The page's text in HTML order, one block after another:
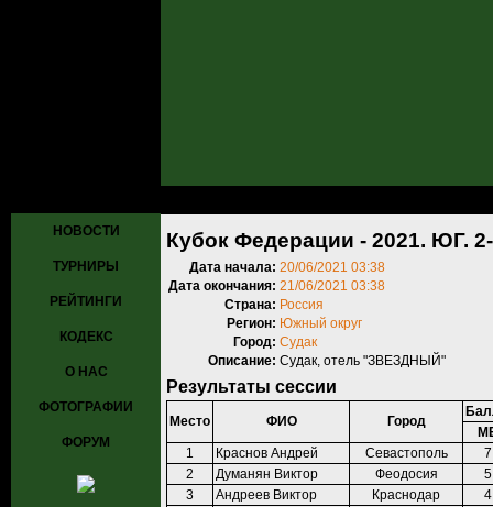
НОВОСТИ
ТУРНИРЫ
РЕЙТИНГИ
КОДЕКС
О НАС
ФОТОГРАФИИ
ФОРУМ
Кубок Федерации - 2021. ЮГ.
Дата начала: 20/06/2021 03:38
Дата окончания: 21/06/2021 03:38
Страна: Россия
Регион: Южный округ
Город: Судак
Описание: Судак, отель "ЗВЕЗДНЫЙ"
Результаты сессии
Место ФИО Город
1
Краснов Андрей Севастополь
7
2
Думанян Виктор Феодосия
5
3
Андреев Виктор Краснодар
4